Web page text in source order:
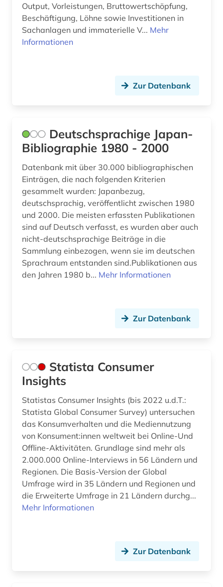
Output, Vorleistungen, Bruttowertschöpfung,
Beschäftigung, Löhne sowie Investitionen in
Sachanlagen und immaterielle V... Mehr
Informationen
Zur Datenbank
Deutschsprachige Japan-
Bibliographie 1980 - 2000
Datenbank mit über 30.000 bibliographischen
Einträgen, die nach folgenden Kriterien
gesammelt wurden: Japanbezug,
deutschsprachig, veröffentlicht zwischen 1980
und 2000. Die meisten erfassten Publikationen
sind auf Deutsch verfasst, es wurden aber auch
nicht-deutschsprachige Beiträge in die
Sammlung einbezogen, wenn sie im deutschen
Sprachraum entstanden sind.Publikationen aus
den Jahren 1980 b... Mehr Informationen
Zur Datenbank
Statista Consumer
Insights
Statistas Consumer Insights (bis 2022 u.d.T.:
Statista Global Consumer Survey) untersuchen
das Konsumverhalten und die Mediennutzung
von Konsument:innen weltweit bei Online-Und
Offline-Aktivitäten. Grundlage sind mehr als
2.000.000 Online-Interviews in 56 Ländern und
Regionen. Die Basis-Version der Global
Umfrage wird in 35 Ländern und Regionen und
die Erweiterte Umfrage in 21 Ländern durchg...
Mehr Informationen
Zur Datenbank